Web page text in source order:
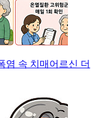
염 속 치매어르신 더